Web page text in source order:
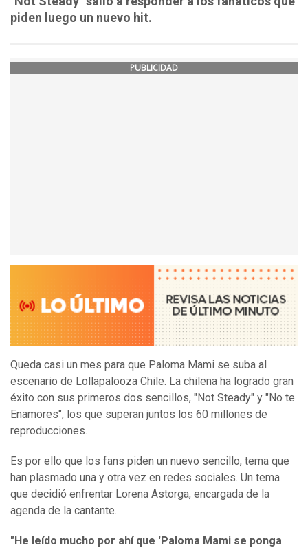
piden luego un nuevo hit.
PUBLICIDAD
Queda casi un mes para que Paloma Mami se suba al
escenario de Lollapalooza Chile. La chilena ha logrado gran
éxito con sus primeros dos sencillos, "Not Steady" y "No te
Enamores", los que superan juntos los 60 millones de
reproducciones.
Es por ello que los fans piden un nuevo sencillo, tema que
han plasmado una y otra vez en redes sociales. Un tema
que decidió enfrentar Lorena Astorga, encargada de la
agenda de la cantante.
"He leído mucho por ahí que 'Paloma Mami se ponga